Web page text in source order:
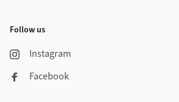
Follow us
Instagram
Facebook